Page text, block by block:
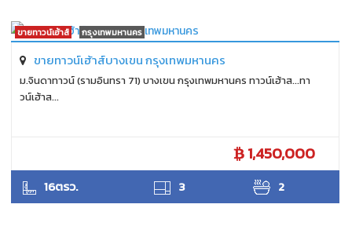
ขายทาวน์เฮ้าส์ กรุงเทพมหานคร
ขายทาวน์เฮ้าส์บางเขน กรุงเทพมหานคร
ม.จินดาทาวน์ (รามอินทรา 71) บางเขน กรุงเทพมหานคร ทาวน์เฮ้าส...ทา
วน์เฮ้าส...
1,450,000
16ตรว. 3 2
SUKHON